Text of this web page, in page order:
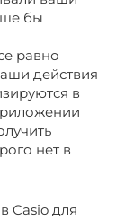
бы
равно
действия
в
нет в
Casio для